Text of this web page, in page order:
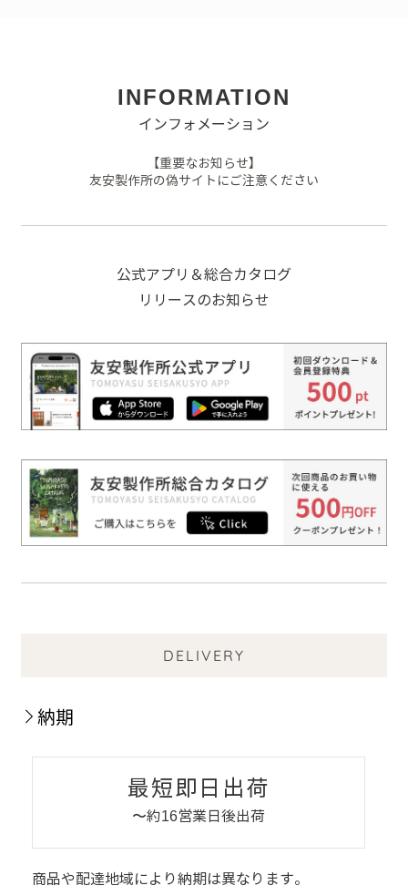
INFORMATION
インフォメーション
【重要なお知らせ】
友安製作所の偽サイトにご注意ください
公式アプリ＆総合カタログ
リリースのお知らせ
DELIVERY
納期
最短即日出荷
〜約16営業日後出荷
商品や配達地域により納期は異なります。